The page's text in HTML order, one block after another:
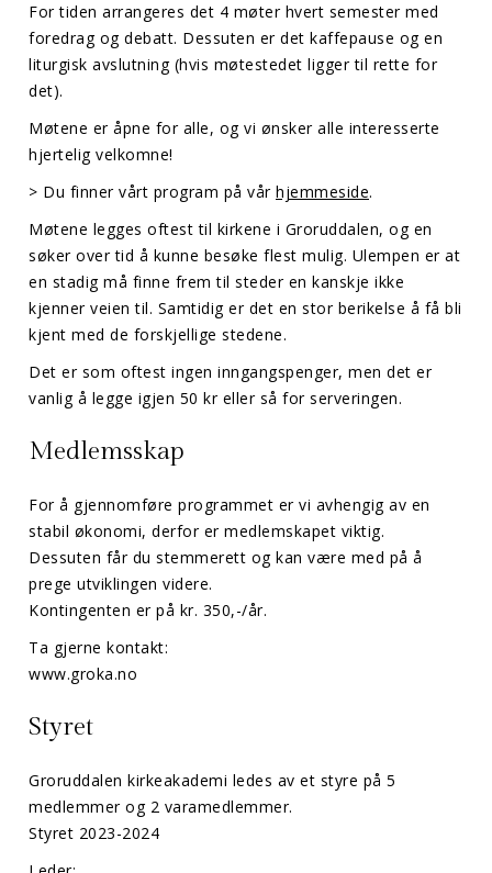
For tiden arrangeres det 4 møter hvert semester med
foredrag og debatt. Dessuten er det kaffepause og en
liturgisk avslutning (hvis møtestedet ligger til rette for
det).
Møtene er åpne for alle, og vi ønsker alle interesserte
hjertelig velkomne!
> Du finner vårt program på vår hjemmeside.
Møtene legges oftest til kirkene i Groruddalen, og en
søker over tid å kunne besøke flest mulig. Ulempen er at
en stadig må finne frem til steder en kanskje ikke
kjenner veien til. Samtidig er det en stor berikelse å få bli
kjent med de forskjellige stedene.
Det er som oftest ingen inngangspenger, men det er
vanlig å legge igjen 50 kr eller så for serveringen.
Medlemsskap
For å gjennomføre programmet er vi avhengig av en
stabil økonomi, derfor er medlemskapet viktig.
Dessuten får du stemmerett og kan være med på å
prege utviklingen videre.
Kontingenten er på kr. 350,-/år.
Ta gjerne kontakt:
www.groka.no
Styret
Groruddalen kirkeakademi ledes av et styre på 5
medlemmer og 2 varamedlemmer.
Styret 2023-2024